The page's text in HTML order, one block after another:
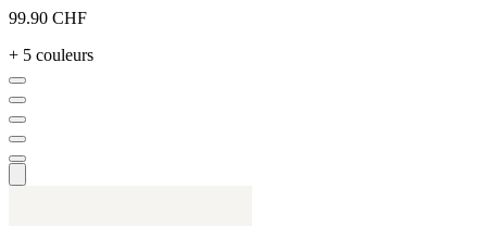
99.90 CHF
+ 5 couleurs